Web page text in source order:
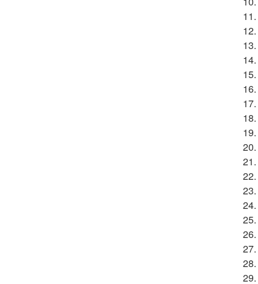
11.
12.
13.
14.
15.
16.
17.
18.
19.
20.
21.
22.
23.
24.
25.
26.
27.
28.
29.